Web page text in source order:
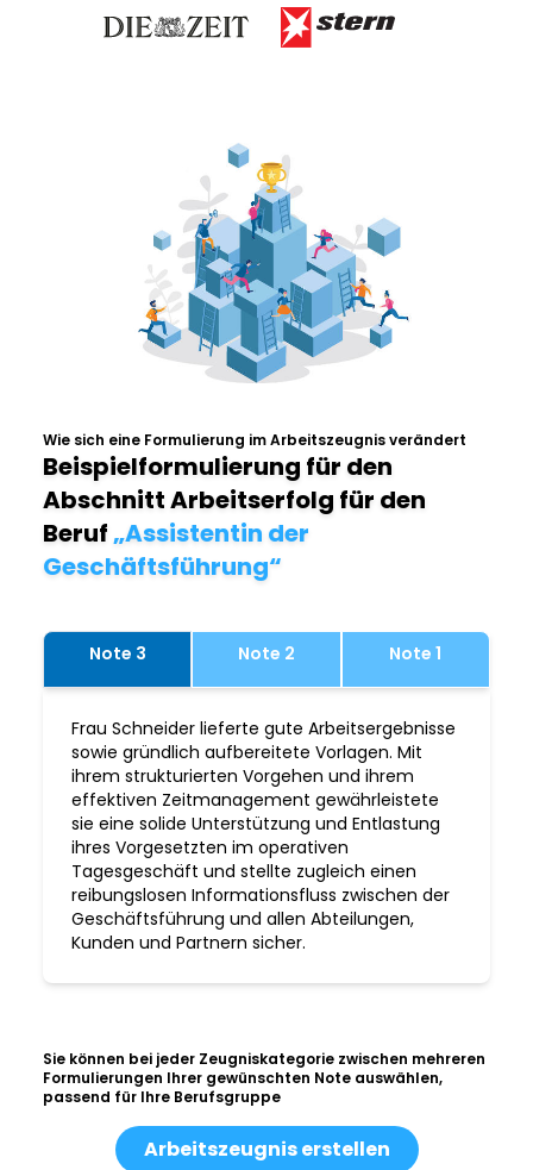
Wie sich eine Formulierung im Arbeitszeugnis verändert
Beispielformulierung für den
Abschnitt Arbeitserfolg für den
Beruf„Assistentin der
Geschäftsführung“
Note 3 Note 2 Note 1
Frau Schneider lieferte gute Arbeitsergebnisse
sowie gründlich aufbereitete Vorlagen. Mit
ihrem strukturierten Vorgehen und ihrem
effektiven Zeitmanagement gewährleistete
sie eine solide Unterstützung und Entlastung
ihres Vorgesetzten im operativen
Tagesgeschäft und stellte zugleich einen
reibungslosen Informationsfluss zwischen der
Geschäftsführung und allen Abteilungen,
Kunden und Partnern sicher.
Sie können bei jeder Zeugniskategorie zwischen mehreren
Formulierungen Ihrer gewünschten Note auswählen,
passend für Ihre Berufsgruppe
Arbeitszeugnis erstellen